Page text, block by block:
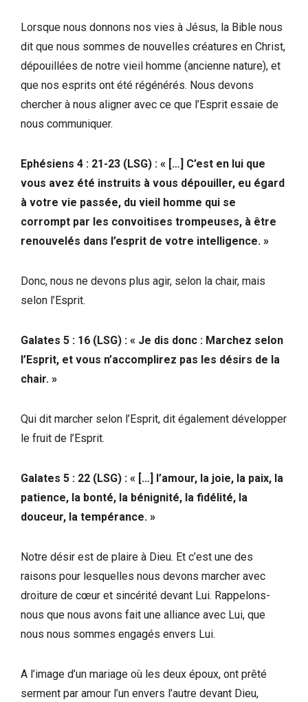
Lorsque nous donnons nos vies à Jésus, la Bible nous
dit que nous sommes de nouvelles créatures en Christ,
dépouillées de notre vieil homme (ancienne nature), et
que nos esprits ont été régénérés. Nous devons
chercher à nous aligner avec ce que l’Esprit essaie de
nous communiquer.
Ephésiens 4 : 21-23 (LSG) : « […] C’est en lui que
vous avez été instruits à vous dépouiller, eu égard
à votre vie passée, du vieil homme qui se
corrompt par les convoitises trompeuses, à être
renouvelés dans l’esprit de votre intelligence. »
Donc, nous ne devons plus agir, selon la chair, mais
selon l’Esprit.
Galates 5 : 16 (LSG) : « Je dis donc : Marchez selon
l’Esprit, et vous n’accomplirez pas les désirs de la
chair. »
Qui dit marcher selon l’Esprit, dit également développer
le fruit de l’Esprit.
Galates 5 : 22 (LSG) : « […] l’amour, la joie, la paix, la
patience, la bonté, la bénignité, la fidélité, la
douceur, la tempérance. »
Notre désir est de plaire à Dieu. Et c’est une des
raisons pour lesquelles nous devons marcher avec
droiture de cœur et sincérité devant Lui. Rappelons-
nous que nous avons fait une alliance avec Lui, que
nous nous sommes engagés envers Lui.
A l’image d’un mariage où les deux époux, ont prêté
serment par amour l’un envers l’autre devant Dieu,